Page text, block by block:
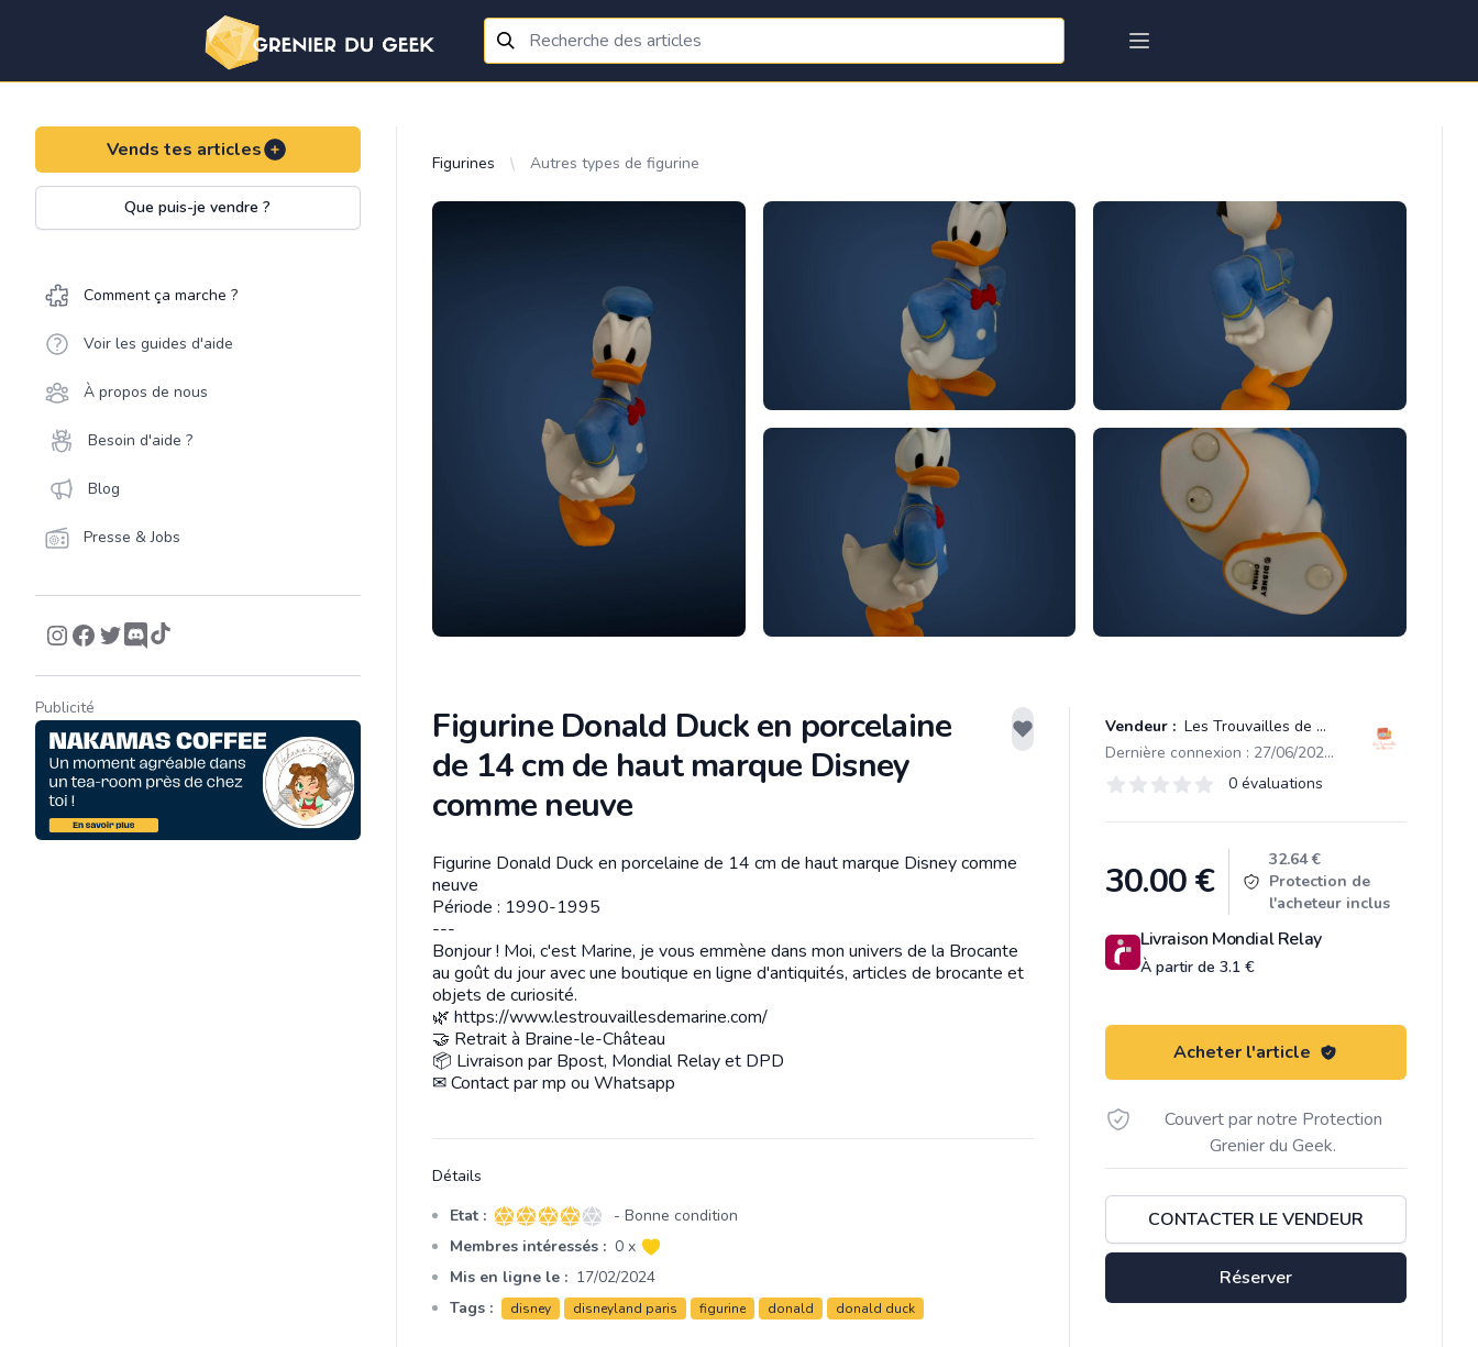
Vends tes articles
Que puis-je vendre ?
Comment ça marche ?
Voir les guides d'aide
À propos de nous
Besoin d'aide ?
Blog
Presse & Jobs
Publicité
Figurines Autres types de figurine
Figurine Donald Duck en porcelaine
de 14 cm de haut marque Disney
comme neuve
Vendeur : Les Trouvailles de Marine
Dernière connexion : 27/06/2026 09:45
Évaluations
0 sur 5 étoiles 0 évaluations
30.00€
32.64 €
Protection de
l'acheteur inclus
Livraison Mondial Relay
À partir de 3.1 €
Acheter l'article
Couvert par notre Protection
Grenier du Geek.
CONTACTER LE VENDEUR
Réserver
Description
Figurine Donald Duck en porcelaine de 14 cm de haut marque Disney comme
neuve
Période : 1990-1995
---
Bonjour ! Moi, c'est Marine, je vous emmène dans mon univers de la Brocante
au goût du jour avec une boutique en ligne d'antiquités, articles de brocante et
objets de curiosité.
🌿 https://www.lestrouvaillesdemarine.com/
🤝 Retrait à Braine-le-Château
📦 Livraison par Bpost, Mondial Relay et DPD
✉ Contact par mp ou Whatsapp
Détails
Etat : 4 sur 5 étoiles
- Bonne condition
Membres intéressés : 0 x
Mis en ligne le : 17/02/2024
Tags :
disney disneyland paris figurine donald donald duck